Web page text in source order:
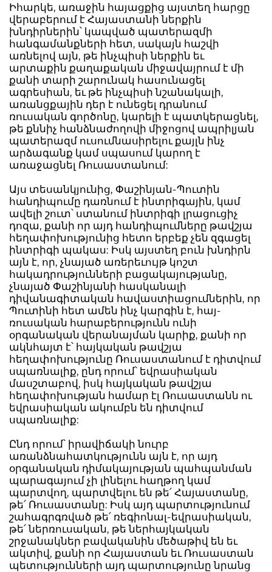
Իհարկե, առաջին հայացքից այստեղ հարցը
վերաբերում է Հայաստանի ներքին
խնդիրներին՝ կապված պատերազմի
հանգամանքների հետ, սակայն հաշվի
առնելով այն, թե ինչպիսի ներքին եւ
արտաքին քաղաքական միջավայրում է մի
քանի տարի շարունակ հասունացել
ագրեսիան, եւ թե ինչպիսի նշանակալի,
առանցքային դեր է ունեցել դրանում
ռուսական գործոնը, կարելի է պատկերացնել,
թե քննիչ հանձնաժողովի միջոցով ապրիլյան
պատերազմ ուսումնասիրելու քայլն ինչ
արձագանք կամ սպասում կարող է
առաջացնել Ռուսաստանում:
Այս տեսանկյունից, Փաշինյան-Պուտին
հանդիպումը դառնում է ինտրիգային, կամ
ավելի շուտ՝ ստանում ինտրիգի լրացուցիչ
դոզա, քանի որ այդ հանդիպումները թավշյա
հեղափոխությունից հետո երբեք չեն զգացել
ինտրիգի պակաս: Իսկ այստեղ բուն խնդիրն
այն է, որ, չնայած առերեւույթ կոշտ
հակադրությունների բացակայությանը,
չնայած Փաշինյանի հասկանալի
դիվանագիտական հավաստիացումներին, որ
Պուտինի հետ ամեն ինչ կարգին է, հայ-
ռուսական հարաբերությունն ունի
օրգանական վերանայման կարիք, քանի որ
ակնհայտ է՝ հայկական թավշյա
հեղափոխությունը Ռուսաստանում է դիտվում
սպառնալիք, ընդ որում՝ եվրասիական
մասշտաբով, իսկ հայկական թավշյա
հեղափոխության համար էլ Ռուսաստանն ու
եվրասիական ակումբն են դիտվում
սպառնալիք:
Ընդ որում՝ իրավիճակի նուրբ
առանձնահատկությունն այն է, որ այդ
օրգանական դիմակայության պահպանման
պարագայում չի լինելու հաղթող կամ
պարտվող, պարտվելու են թե՛ Հայաստանը,
թե՛ Ռուսաստանը: Իսկ այդ պարտությունում
շահագրգռված թե՛ ռեգիոնալ-եվրասիական,
թե՛ ներռուսական, թե ներհայկական
շրջանակներ բավականին մեծաթիվ են եւ
ակտիվ, քանի որ Հայաստան եւ Ռուսաստան
պետությունների այդ պարտությունը նրանց